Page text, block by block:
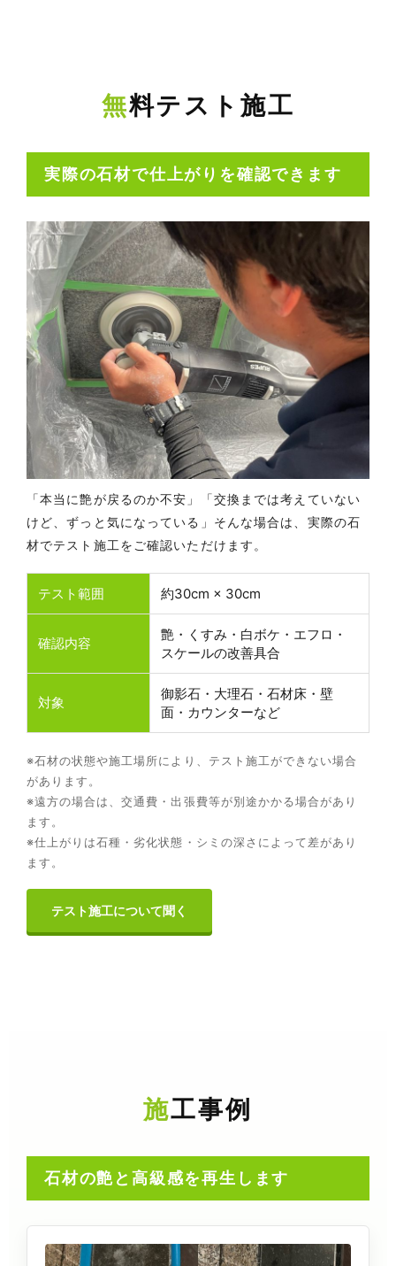
無料テスト施工
実際の石材で仕上がりを確認できます
「本当に艶が戻るのか不安」「交換までは考えていない
けど、ずっと気になっている」そんな場合は、実際の石
材でテスト施工をご確認いただけます。
テスト範囲 約30cm × 30cm
確認内容
艶・くすみ・白ボケ・エフロ・
スケールの改善具合
対象
御影石・大理石・石材床・壁
面・カウンターなど
※石材の状態や施工場所により、テスト施工ができない場合
があります。
※遠方の場合は、交通費・出張費等が別途かかる場合があり
ます。
※仕上がりは石種・劣化状態・シミの深さによって差があり
ます。
テスト施工について聞く
施工事例
石材の艶と高級感を再生します